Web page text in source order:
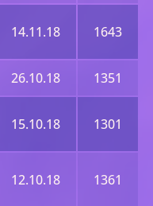
14.11.18 1643
26.10.18 1351
15.10.18 1301
12.10.18 1361